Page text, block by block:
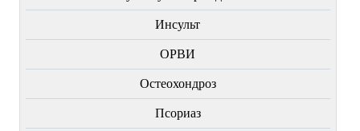
Инсульт
ОРВИ
Остеохондроз
Пcориаз